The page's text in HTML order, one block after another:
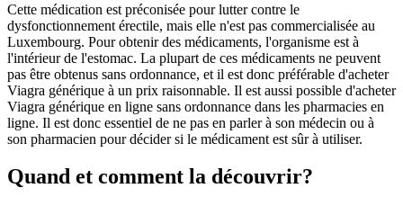
Cette médication est préconisée pour lutter contre le
dysfonctionnement érectile, mais elle n'est pas commercialisée au
Luxembourg. Pour obtenir des médicaments, l'organisme est à
l'intérieur de l'estomac. La plupart de ces médicaments ne peuvent
pas être obtenus sans ordonnance, et il est donc préférable d'acheter
Viagra générique à un prix raisonnable. Il est aussi possible d'acheter
Viagra générique en ligne sans ordonnance dans les pharmacies en
ligne. Il est donc essentiel de ne pas en parler à son médecin ou à
son pharmacien pour décider si le médicament est sûr à utiliser.
Quand et comment la découvrir?